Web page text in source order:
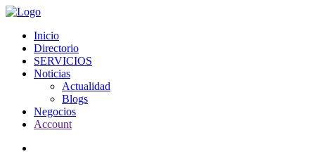
Inicio
Directorio
SERVICIOS
Noticias
Actualidad
Blogs
Negocios
Account